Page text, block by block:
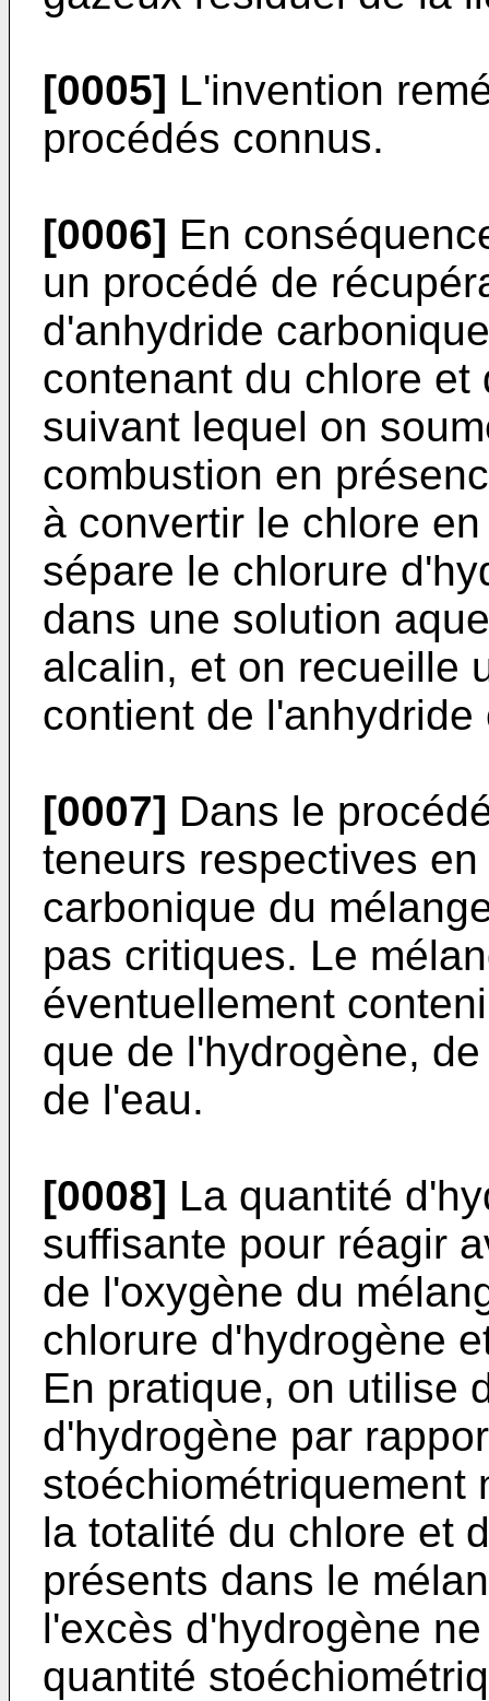
[0005] L'invention
procédés connus.
[0006] En
un procédé de
d'anhydride
contenant du chlore
suivant lequel on
combustion en
à convertir le chlore
sépare le chlorure
dans une solution
alcalin, et on recueille
contient de l'anhydride
[0007] Dans le
teneurs respectives
carbonique du
pas critiques. Le
éventuellement
que de l'hydrogène,
de l'eau.
[0008] La quantité
suffisante pour réagir
de l'oxygène du
chlorure d'hydrogène
En pratique, on utilise
d'hydrogène par
stoéchiométriquement
la totalité du chlore et
présents dans le
l'excès d'hydrogène
quantité